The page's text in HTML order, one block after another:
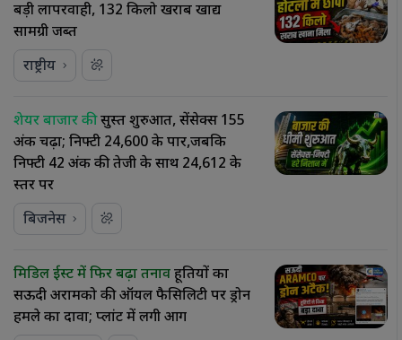
बड़ी लापरवाही, 132 किलो खराब खाद्य
सामग्री जब्त
राष्ट्रीय
शेयर बाजार कीसुस्त शुरुआत, सेंसेक्स 155
अंक चढ़ा; निफ्टी 24,600 के पार,जबकि
निफ्टी 42 अंक की तेजी के साथ 24,612 के
स्तर पर
बिजनेस
मिडिल ईस्ट में फिर बढ़ा तनावहूतियों का
सऊदी अरामको की ऑयल फैसिलिटी पर ड्रोन
हमले का दावा; प्लांट में लगी आग